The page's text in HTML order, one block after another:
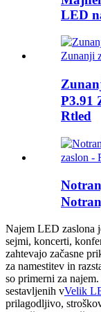
LED
P3.91
Rtled
Najem LED zaslona
sejmi, koncerti,
zahtevajo začasne
za namestitev in
so primerni za
sestavljenih vVelik
prilagodljivo,